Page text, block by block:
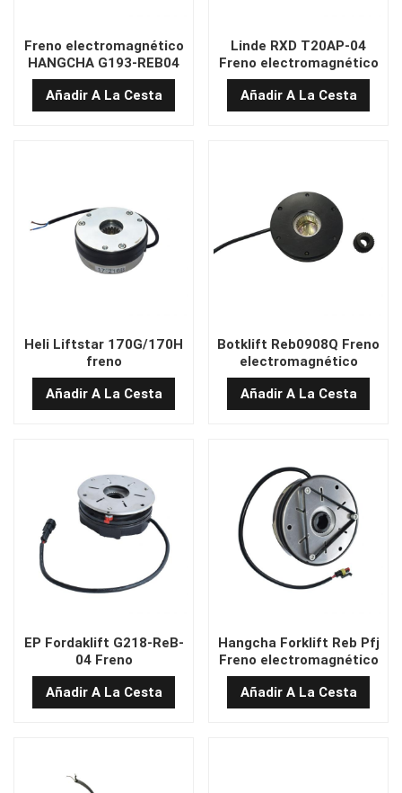
Freno electromagnético
HANGCHA G193-REB04
Añadir A La Cesta
Linde RXD T20AP-04
Freno electromagnético
Añadir A La Cesta
Heli Liftstar 170G/170H
freno
Añadir A La Cesta
Botklift Reb0908Q Freno
electromagnético
Añadir A La Cesta
EP Fordaklift G218-ReB-
04 Freno
electromagnético
Añadir A La Cesta
Hangcha Forklift Reb Pfj
Freno electromagnético
Añadir A La Cesta